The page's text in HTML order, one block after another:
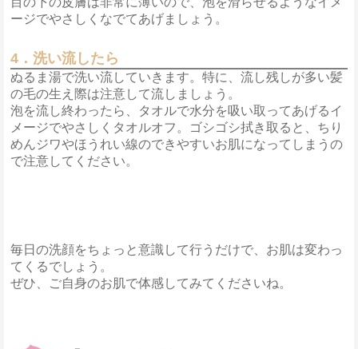
ージでやさしくなでてあげましょう。
4．洗い流したら
ぬるま湯で洗い流していきます。特に、流し残しが多い髪
の毛の生え際は注意して流しましょう。
泡を流し終わったら、タオルで水分を吸い取ってあげるイ
メージでやさしくタオルオフ。ゴシゴシ拭き取ると、ちり
めんジワやほうれい線のできやすいお肌になってしまうの
で注意してください。
毎日の洗顔をちょっと意識して行うだけで、お肌は変わっ
てくるでしょう。
ぜひ、ご自身のお肌で体感してみてくださいね。